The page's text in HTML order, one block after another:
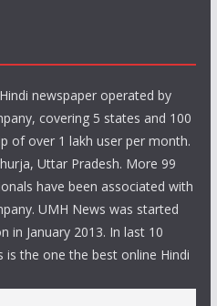
newspaper operated by
covering 5 states and 100
of over 1 lakh user per month.
Uttar Pradesh. More 99
have been associated with
UMH News was started
in January 2013. In last 10
the one the best online Hindi